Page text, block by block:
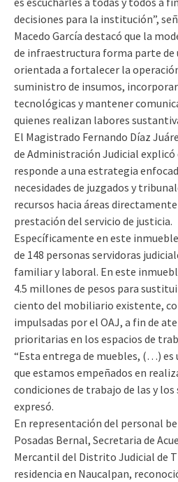
decisiones para la institución”,
Macedo García destacó que la
de infraestructura forma parte
orientada a fortalecer la
suministro de insumos,
tecnológicas y mantener
quienes realizan labores
El Magistrado Fernando Díaz
de Administración Judicial
responde a una estrategia
necesidades de juzgados y
recursos hacia áreas
prestación del servicio de justicia.
Específicamente en este
de 148 personas servidoras
familiar y laboral. En este
4.5 millones de pesos para
ciento del mobiliario existente,
impulsadas por el OAJ, a fin de
prioritarias en los espacios de
“Esta entrega de muebles, (…)
que estamos empeñados en
condiciones de trabajo de las y los
expresó.
En representación del personal
Posadas Bernal, Secretaria de
Mercantil del Distrito Judicial de
residencia en Naucalpan,